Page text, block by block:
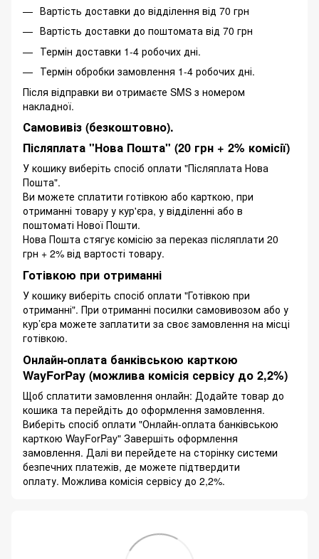
Вартість доставки до відділення від 70 грн
Вартість доставки до поштомата від 70 грн
Термін доставки 1-4 робочих дні.
Термін обробки замовлення 1-4 робочих дні.
Після відправки ви отримаєте SMS з номером
накладної.
Самовивіз (безкоштовно).
Післяплата "Нова Пошта" (20 грн + 2% комісії)
У кошику виберіть спосіб оплати "Післяплата Нова
Пошта".
Ви можете сплатити готівкою або карткою, при
отриманні товару у кур'єра, у відділенні або в
поштоматі Нової Пошти.
Нова Пошта стягує комісію за переказ післяплати 20
грн + 2% від вартості товару.
Готівкою при отриманні
У кошику виберіть спосіб оплати "Готівкою при
отриманні". При отриманні посилки самовивозом або у
кур’єра можете заплатити за своє замовлення на місці
готівкою.
Онлайн-оплата банківською карткою
WayForPay (можлива комісія сервісу до 2,2%)
Щоб сплатити замовлення онлайн: Додайте товар до
кошика та перейдіть до оформлення замовлення.
Виберіть спосіб оплати "Онлайн-оплата банківською
карткою WayForPay" Завершіть оформлення
замовлення. Далі ви перейдете на сторінку системи
безпечних платежів, де можете підтвердити
оплату. Можлива комісія сервісу до 2,2%.